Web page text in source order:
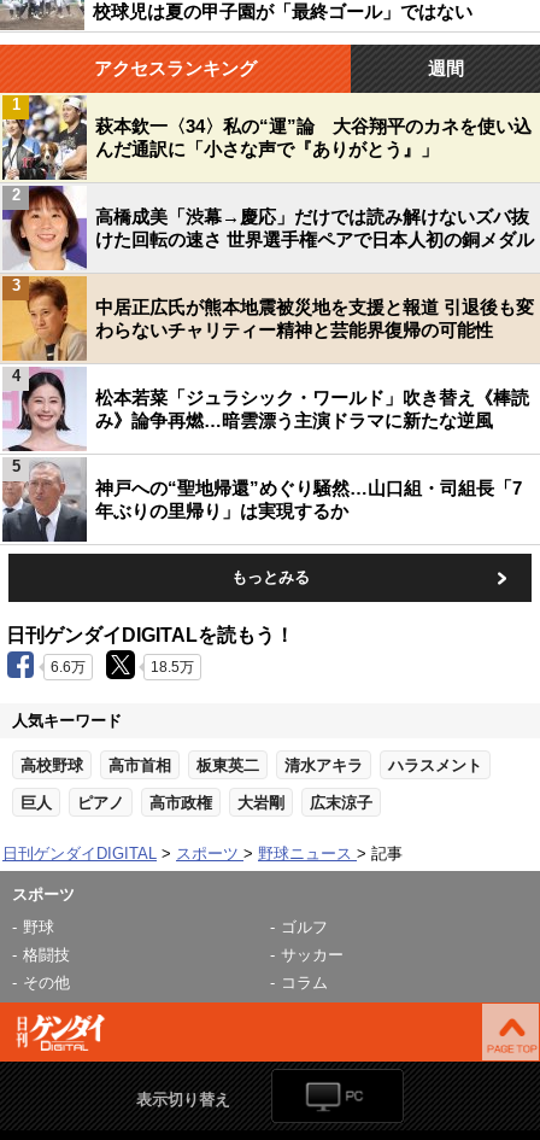
校球児は夏の甲子園が「最終ゴール」ではない
アクセスランキング 週間
萩本欽一〈34〉私の“運”論 大谷翔平のカネを使い込
んだ通訳に「小さな声で『ありがとう』」
1
高橋成美「渋幕→慶応」だけでは読み解けないズバ抜
けた回転の速さ 世界選手権ペアで日本人初の銅メダル
2
中居正広氏が熊本地震被災地を支援と報道 引退後も変
わらないチャリティー精神と芸能界復帰の可能性
3
松本若菜「ジュラシック・ワールド」吹き替え《棒読
み》論争再燃…暗雲漂う主演ドラマに新たな逆風
4
神戸への“聖地帰還”めぐり騒然…山口組・司組長「7
年ぶりの里帰り」は実現するか
5
もっとみる
日刊ゲンダイDIGITALを読もう！
6.6万 18.5万
人気キーワード
高校野球 高市首相 板東英二 清水アキラ ハラスメント
巨人 ピアノ 高市政権 大岩剛 広末涼子
日刊ゲンダイDIGITAL スポーツ 野球ニュース 記事
スポーツ
野球
ゴルフ
格闘技
サッカー
その他
コラム
表示切り替え